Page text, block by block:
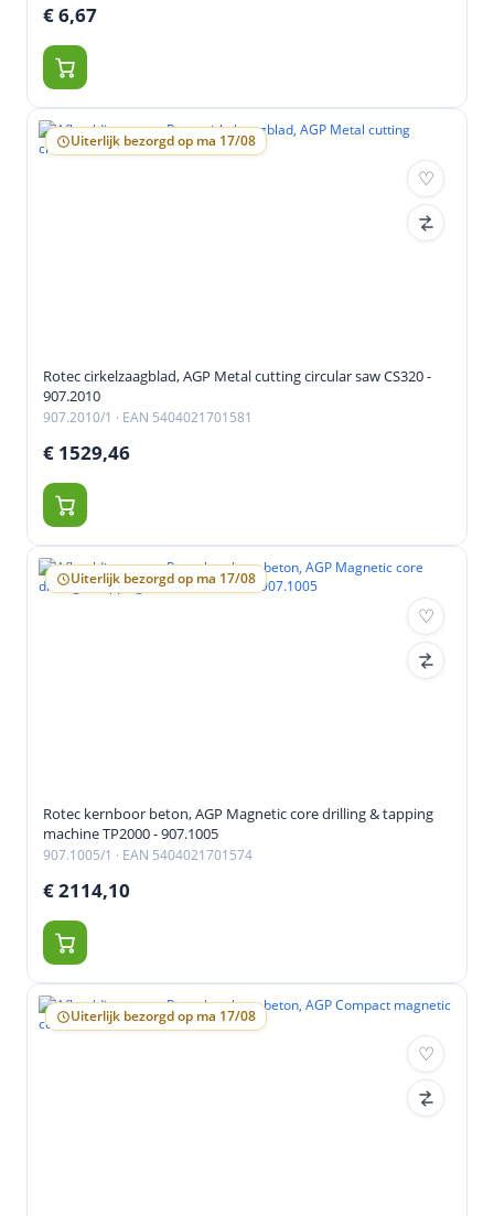
€ 6,67
Uiterlijk bezorgd op ma 17/08
Rotec cirkelzaagblad, AGP Metal cutting circular saw CS320 -
907.2010
907.2010/1 · EAN 5404021701581
€ 1529,46
Uiterlijk bezorgd op ma 17/08
Rotec kernboor beton, AGP Magnetic core drilling & tapping
machine TP2000 - 907.1005
907.1005/1 · EAN 5404021701574
€ 2114,10
Uiterlijk bezorgd op ma 17/08